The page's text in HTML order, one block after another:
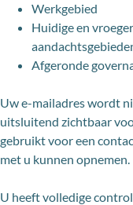
Werkgebied
Huidige en
Afgeronde
Uw e-mailadres wordt
uitsluitend zichtbaar
gebruikt voor een
met u kunnen opnemen.
U heeft volledige